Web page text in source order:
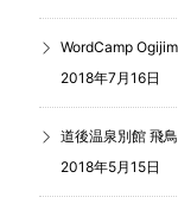
WordCamp
2018年7月16日
道後温泉別館 飛
2018年5月15日